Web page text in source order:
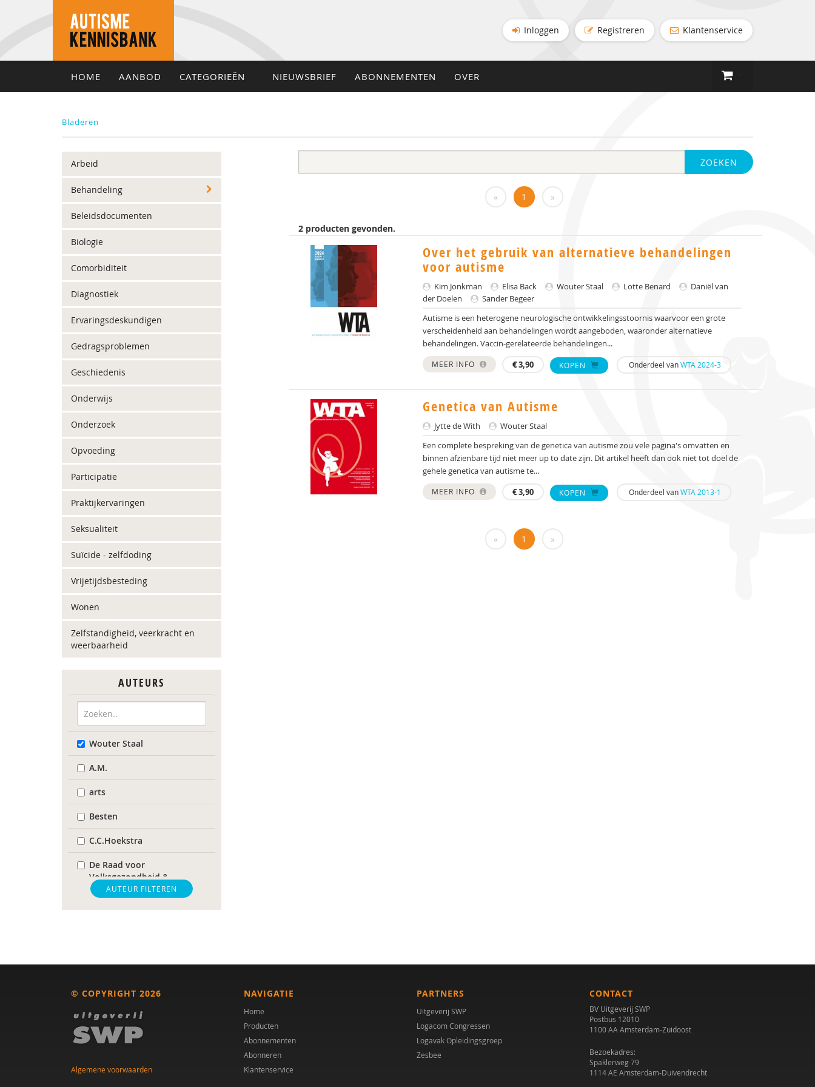
Inloggen Registreren Klantenservice
HOME AANBOD CATEGORIEËN NIEUWSBRIEF ABONNEMENTEN OVER
Bladeren
Arbeid
Behandeling
Beleidsdocumenten
Biologie
Comorbiditeit
Diagnostiek
Ervaringsdeskundigen
Gedragsproblemen
Geschiedenis
Onderwijs
Onderzoek
Opvoeding
Participatie
Praktijkervaringen
Seksualiteit
Suïcide - zelfdoding
Vrijetijdsbesteding
Wonen
Zelfstandigheid, veerkracht en
weerbaarheid
AUTEURS
Wouter Staal
A.M.
arts
Besten
C.C.Hoekstra
De Raad voor
Volksgezondheid &
Samenleving
gz-psycholoog
huisarts
MD
MSc
AUTEUR FILTEREN
ZOEKEN
« 1 »
2 producten gevonden.
Over het gebruik van alternatieve behandelingen
voor autisme
Kim Jonkman Elisa Back Wouter Staal Lotte Benard
Daniël van
der Doelen
Sander Begeer
Autisme is een heterogene neurologische ontwikkelingsstoornis waarvoor een grote
verscheidenheid aan behandelingen wordt aangeboden, waaronder alternatieve
behandelingen. Vaccin-gerelateerde behandelingen...
MEER INFO €3,90 KOPEN Onderdeel vanWTA 2024-3
Genetica van Autisme
Jytte de With
Wouter Staal
Een complete bespreking van de genetica van autisme zou vele pagina's omvatten en
binnen afzienbare tijd niet meer up to date zijn. Dit artikel heeft dan ook niet tot doel de
gehele genetica van autisme te...
MEER INFO €3,90 KOPEN Onderdeel vanWTA 2013-1
« 1 »
© COPYRIGHT 2026
Algemene voorwaarden
NAVIGATIE
Home
Producten
Abonnementen
Abonneren
Klantenservice
PARTNERS
Uitgeverij SWP
Logacom Congressen
Logavak Opleidingsgroep
Zesbee
CONTACT
BV Uitgeverij SWP
Postbus 12010
1100 AA Amsterdam-Zuidoost
Bezoekadres:
Spaklerweg 79
1114 AE Amsterdam-Duivendrecht